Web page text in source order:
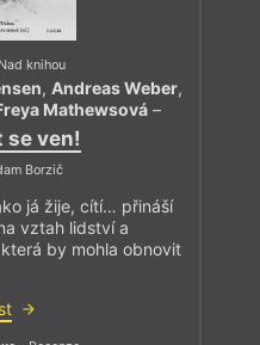
knihou
, Andreas Weber,
Mathewsová–
se ven!
Borzič
já žije, cítí… přináší
vztah lidství a
by mohla obnovit